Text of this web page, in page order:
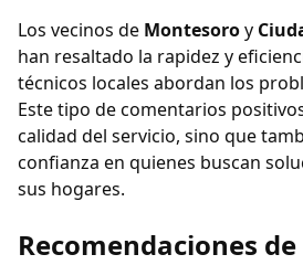
Los vecinos de Montesoroy
han resaltado la rapidez y
técnicos locales abordan los
Este tipo de comentarios
calidad del servicio, sino que
confianza en quienes buscan
sus hogares.
Recomendaciones